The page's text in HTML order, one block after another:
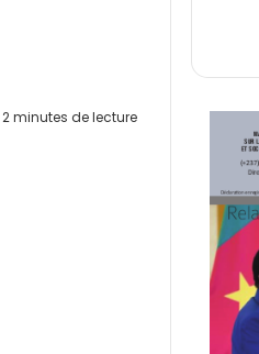
2 minutes de lecture